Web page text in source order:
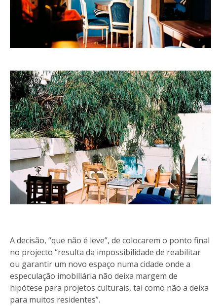
A decisão, “que não é leve”, de colocarem o ponto final
no projecto “resulta da impossibilidade de reabilitar
ou garantir um novo espaço numa cidade onde a
especulação imobiliária não deixa margem de
hipótese para projetos culturais, tal como não a deixa
para muitos residentes”.